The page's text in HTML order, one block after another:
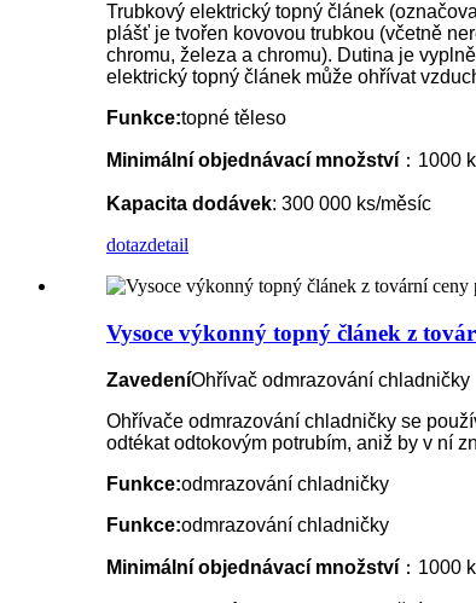
Trubkový elektrický topný článek
plášť je tvořen kovovou trubkou (včetně
chromu, železa a chromu). Dutina je
elektrický topný článek může ohřívat
Funkce:topné těleso
Minimální objednávací množství ：1000
Kapacita dodávek: 300 000 ks/měsíc
dotazdetail
Vysoce výkonný topný článek z
ZavedeníOhřívač odmrazování chladničky
Ohřívače odmrazování chladničky se
odtékat odtokovým potrubím, aniž by v ní
Funkce:odmrazování chladničky
Funkce:odmrazování chladničky
Minimální objednávací množství ：1000